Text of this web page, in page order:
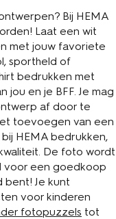
Bij HEMA
Laat een wit
met jouw favoriete
sportheld of
bedrukken met
en je BFF. Je mag
af door te
toevoegen van een
HEMA bedrukken,
De foto wordt
voor een goedkoop
bent! Je kunt
voor kinderen
fotopuzzels tot